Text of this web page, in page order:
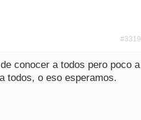
#3319
conocer a todos pero poco a
todos, o eso esperamos.